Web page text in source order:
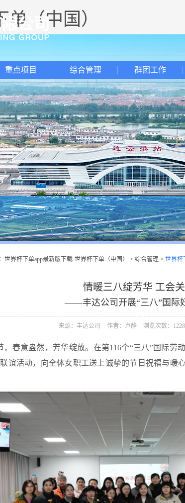
（中国）
重点项目 综合管理 群团工作
世界杯下单app最新版下载-世界杯下单（中国） > 综合管理 > 世界杯
情暖三八绽芳华 工会
——丰达公司开展“三八”国际
来源：丰达公司 作者：卢静 浏览次数：1228
，春意盎然，芳华绽放。在第116个“三八”国际劳
谊活动，向全体女职工送上诚挚的节日祝福与暖